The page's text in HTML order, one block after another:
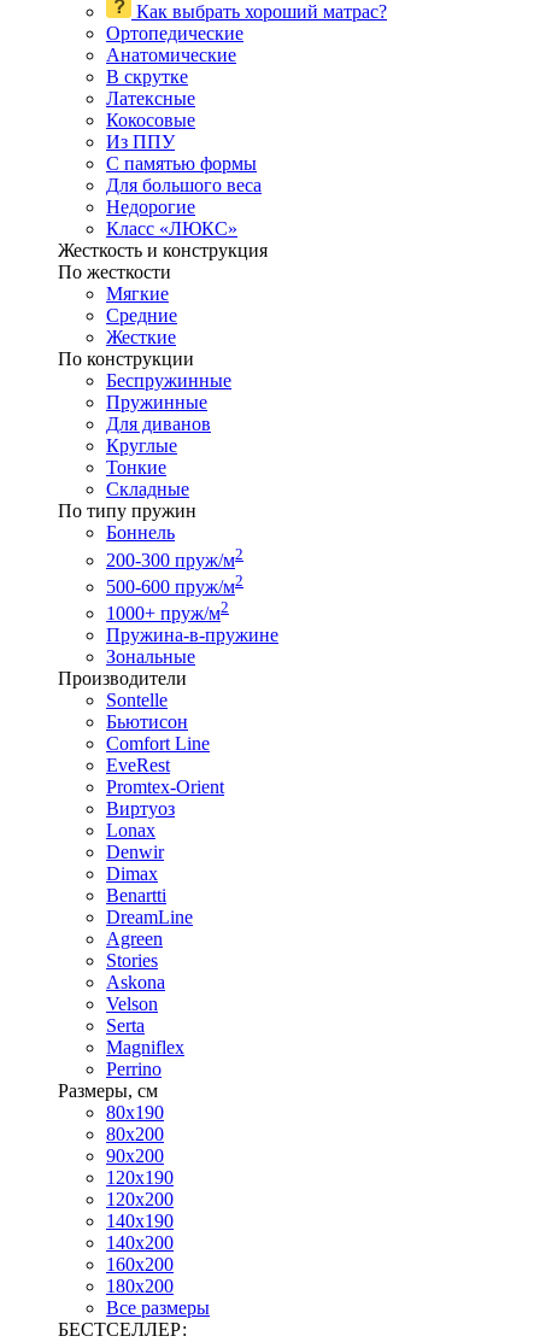
Как выбрать хороший матрас?
Ортопедические
Анатомические
В скрутке
Латексные
Кокосовые
Из ППУ
С памятью формы
Для большого веса
Недорогие
Класс «ЛЮКС»
Жесткость и конструкция
По жесткости
Мягкие
Средние
Жесткие
По конструкции
Беспружинные
Пружинные
Для диванов
Круглые
Тонкие
Складные
По типу пружин
Боннель
200-300 пруж/м2
500-600 пруж/м2
1000+ пруж/м2
Пружина-в-пружине
Зональные
Производители
Sontelle
Бьютисон
Comfort Line
EveRest
Promtex-Orient
Виртуоз
Lonax
Denwir
Dimax
Benartti
DreamLine
Agreen
Stories
Askona
Velson
Serta
Magniflex
Perrino
Размеры, см
80х190
80х200
90х200
120х190
120х200
140х190
140х200
160х200
180х200
Все размеры
БЕСТСЕЛЛЕР: